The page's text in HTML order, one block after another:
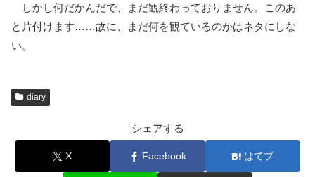
しかし何だかんだで、まだ観終わっておりません。このあ
と片付けます……故に、まだ何を観ているのかはネタにしな
い。
diary
シェアする
X Facebook はてブ